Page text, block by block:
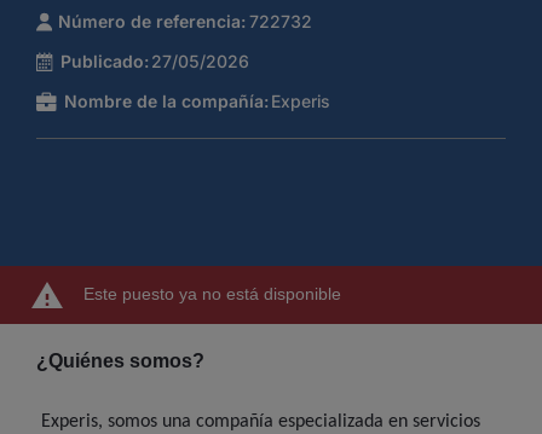
Número de referencia: 722732
Publicado: 27/05/2026
Nombre de la compañía: Experis
Este puesto ya no está disponible
¿Quiénes somos?
Experis, somos una compañía especializada en servicios